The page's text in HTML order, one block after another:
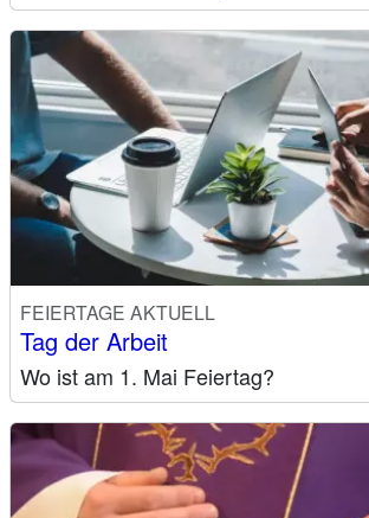
FEIERTAGE AKTUELL
Tag der Arbeit
Wo ist am 1. Mai Feiertag?